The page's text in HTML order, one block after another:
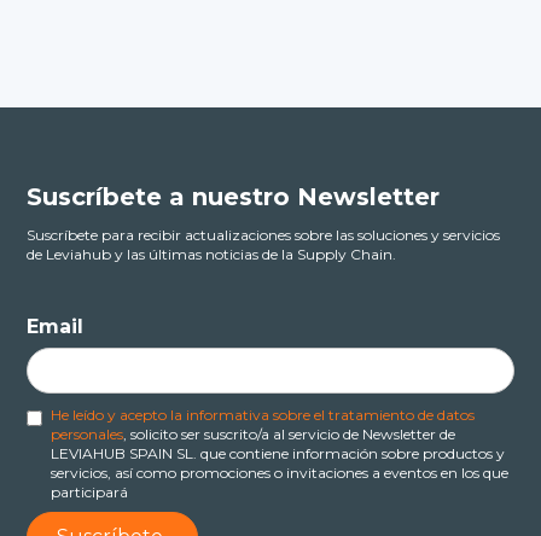
Suscríbete a nuestro Newsletter
Suscríbete para recibir actualizaciones sobre las soluciones y servicios
de Leviahub y las últimas noticias de la Supply Chain.
Email
He leído y acepto la informativa sobre el tratamiento de datos
personales , solicito ser suscrito/a al servicio de Newsletter de
LEVIAHUB SPAIN SL. que contiene información sobre productos y
servicios, así como promociones o invitaciones a eventos en los que
participará